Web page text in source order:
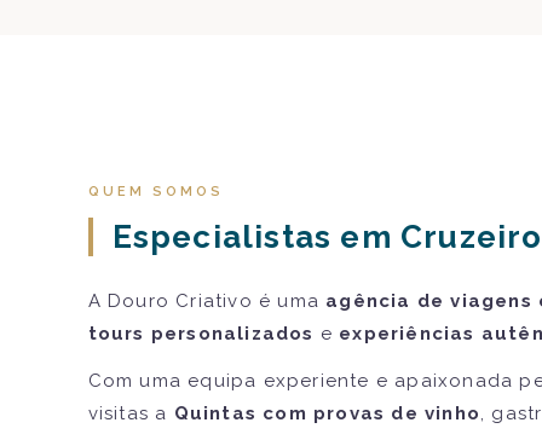
QUEM SOMOS
Especialistas em
A Douro Criativo é uma agência de
tours personalizados e experiências
Com uma equipa experiente e apaixonada
visitas a Quintas com provas de vinho,